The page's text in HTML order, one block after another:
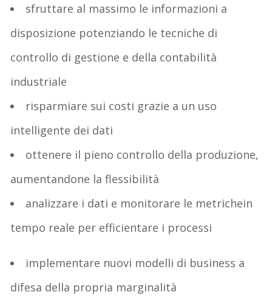
sfruttare al massimo le informazioni a
disposizione potenziando le tecniche di
controllo di gestione e della contabilità
industriale
risparmiare sui costi grazie a un uso
intelligente dei dati
ottenere il pieno controllo della produzione,
aumentandone la flessibilità
analizzare i dati e monitorare le metrichein
tempo reale per efficientare i processi
implementare nuovi modelli di business a
difesa della propria marginalità